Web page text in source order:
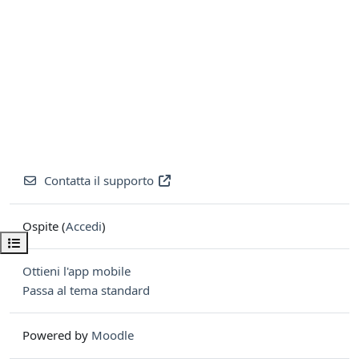
Apri indice del corso
Contatta il supporto
Ospite (Accedi)
Ottieni l'app mobile
Passa al tema standard
Powered by Moodle